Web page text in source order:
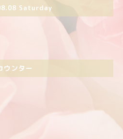
Saturday
ウンター